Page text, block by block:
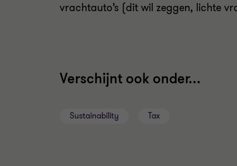
vrachtauto’s (dit wil zeggen, lichte
Verschijnt ook onder...
Sustainability Tax